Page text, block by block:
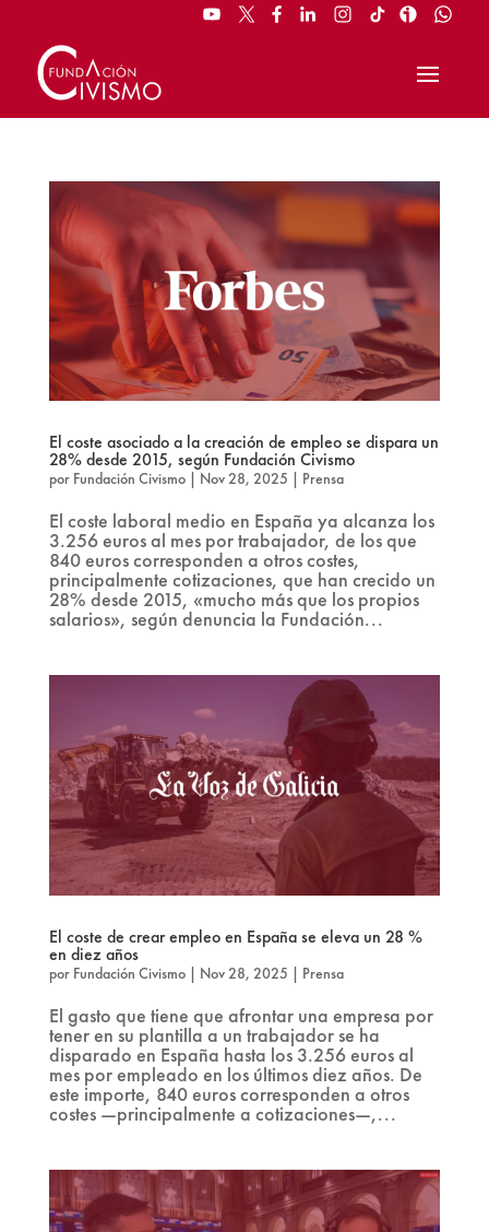
El coste asociado a la creación de empleo se dispara un
28% desde 2015, según Fundación Civismo
por Fundación Civismo| Nov 28, 2025 Prensa
El coste laboral medio en España ya alcanza los
3.256 euros al mes por trabajador, de los que
840 euros corresponden a otros costes,
principalmente cotizaciones, que han crecido un
28% desde 2015, «mucho más que los propios
salarios», según denuncia la Fundación...
El coste de crear empleo en España se eleva un 28 %
en diez años
por Fundación Civismo| Nov 28, 2025 | Prensa
El gasto que tiene que afrontar una empresa por
tener en su plantilla a un trabajador se ha
disparado en España hasta los 3.256 euros al
mes por empleado en los últimos diez años. De
este importe, 840 euros corresponden a otros
costes —principalmente a cotizaciones—,...